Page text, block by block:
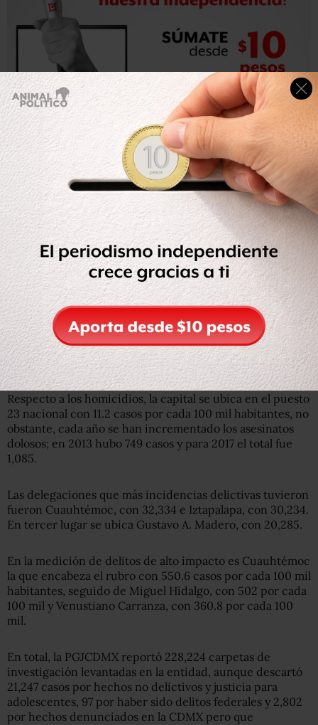
Los delitos de alto impacto que más se cometieron
durante 2017 fueron: robo de autos, 11,121 (30.5 diarios),
robo a transeúnte en vía pública con violencia, 6,706
(18.4), robo a negocios con violencia, 2,722 (4.8), lesiones
dolosas por arma de fuego, 1,821 (5.0), otros robos entre
los que se incluyen a cuentahabientes y repartidores,
1,741 (4.8).
La Procuraduría capitalina destacó que en delitos de alto
impacto Ciudad de México se ubica por debajo de la
media nacional, al ocupar el lugar 23 de las entidades,
con 231.8 delitos de alto impacto por cada 100 mil
habitantes.
Respecto a los homicidios, la capital se ubica en el puesto
23 nacional con 11.2 casos por cada 100 mil habitantes, no
obstante, cada año se han incrementado los asesinatos
dolosos; en 2013 hubo 749 casos y para 2017 el total fue
1,085.
Las delegaciones que más incidencias delictivas tuvieron
fueron Cuauhtémoc, con 32,334 e Iztapalapa, con 30,234.
En tercer lugar se ubica Gustavo A. Madero, con 20,285.
En la medición de delitos de alto impacto es Cuauhtémoc
la que encabeza el rubro con 550.6 casos por cada 100 mil
habitantes, seguido de Miguel Hidalgo, con 502 por cada
100 mil y Venustiano Carranza, con 360.8 por cada 100
mil.
En total, la PGJCDMX reportó 228,224 carpetas de
investigación levantadas en la entidad, aunque descartó
21,247 casos por hechos no delictivos y justicia para
adolescentes, 97 por haber sido delitos federales y 2,802
por hechos denunciados en la CDMX pero que